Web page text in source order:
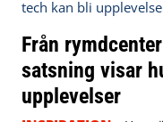
Från
satsning visar
upplevelser